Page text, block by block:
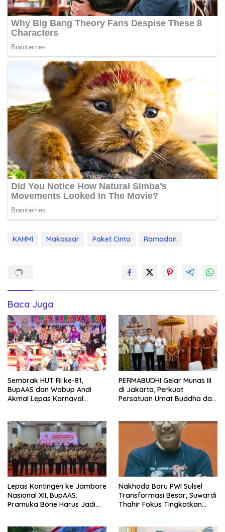
KAHMI Makassar Paket Cinta Ramadan
Baca Juga
Semarak HUT RI ke-81,
BupAAS dan Wabup Andi
Akmal Lepas Karnaval
PERMABUDHI Gelar Munas III
di Jakarta, Perkuat
Persatuan Umat Buddha dan
Lepas Kontingen ke Jambore
Nasional XII, BupAAS:
Pramuka Bone Harus Jadi
Nakhoda Baru PWI Sulsel
Transformasi Besar, Suwardi
Thahir Fokus Tingkatkan